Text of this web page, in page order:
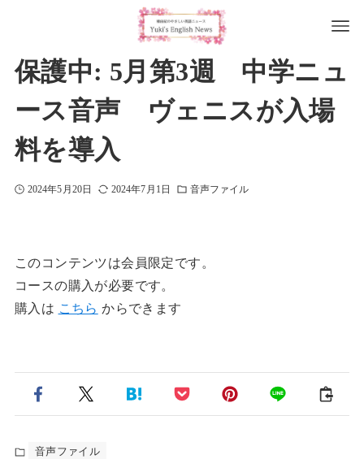
保護中: 5月第3週 中学ニュ
ース音声 ヴェニスが入場
料を導入
2024年5月20日 2024年7月1日 音声ファイル
このコンテンツは会員限定です。
コースの購入が必要です。
購入は こちら からできます
音声ファイル